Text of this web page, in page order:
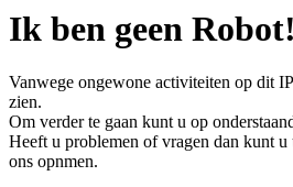
Ik ben geen Robot!
Vanwege ongewone activiteiten op dit
zien.
Om verder te gaan kunt u op
Heeft u problemen of vragen dan kunt
ons opnmen.